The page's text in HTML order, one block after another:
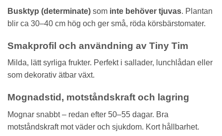
Busktyp (determinate) som inte behöver tjuvas. Plantan
blir ca 30–40 cm hög och ger små, röda körsbärstomater.
Smakprofil och användning av Tiny Tim
Milda, lätt syrliga frukter. Perfekt i sallader, lunchlådan eller
som dekorativ ätbar växt.
Mognadstid, motståndskraft och lagring
Mognar snabbt – redan efter 50–55 dagar. Bra
motståndskraft mot väder och sjukdom. Kort hållbarhet.